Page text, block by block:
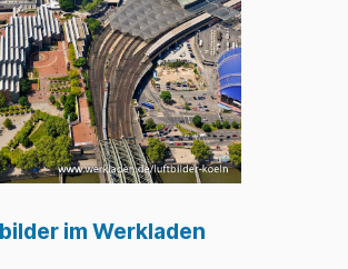
im Werkladen